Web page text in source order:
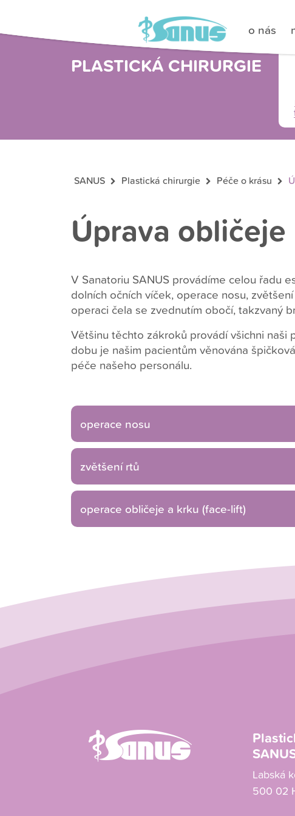
o nás
PLASTICKÁ CHIRURGIE
SANUS
Plastická chirurgie Péče o krásu
Úprava obličeje
V Sanatoriu SANUS provádíme celou řadu
dolních očních víček, operace nosu,
operaci čela se zvednutím obočí, takzvaný
Většinu těchto zákroků provádí všichni naši
dobu je našim pacientům věnována
péče našeho personálu.
operace nosu
zvětšení rtů
operace obličeje a krku (face-lift)
Labská
500 02